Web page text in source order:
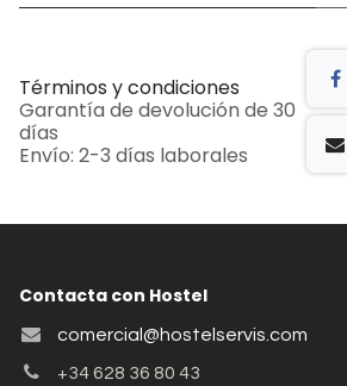
Términos y condiciones
Garantía de devolución de 30
días
Envío: 2-3 días laborales
Contacta con Hostel
comercial@hostelservis.com
+34 628 36 80 43